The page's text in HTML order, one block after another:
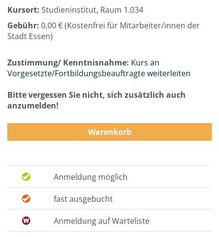
Kursort: Studieninstitut, Raum 1.034
Gebühr: 0,00 € (Kostenfrei für Mitarbeiter/innen der
Stadt Essen)
Zustimmung/ Kenntnisnahme: Kurs an
Vorgesetzte/Fortbildungsbeauftragte weiterleiten
Bitte vergessen Sie nicht, sich zusätzlich auch
anzumelden!
Warenkorb
Anmeldung möglich
fast ausgebucht
Anmeldung auf Warteliste